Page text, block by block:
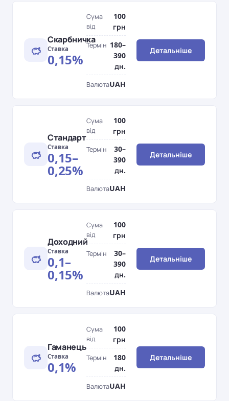
Скарбничка
Ставка
0,15%
Сума
від
100
грн
Термін 180–
390
дн.
ВалютаUAH
Детальніше
Стандарт
Ставка
0,15–
0,25%
Сума
від
100
грн
Термін
30–
390
дн.
ВалютаUAH
Детальніше
Доходний
Ставка
0,1–
0,15%
Сума
від
100
грн
Термін
30–
390
дн.
ВалютаUAH
Детальніше
Гаманець
Ставка
0,1%
Сума
від
100
грн
Термін
180
дн.
ВалютаUAH
Детальніше